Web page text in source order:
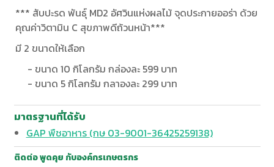
*** สับปะรด พันธุ์ MD2 อัศวินแห่งผลไม้ จุดประกายออร่า ด้วย
คุณค่าวิตามิน C สุขภาพดีถ้วนหน้า***
มี 2 ขนาดให้เลือก
- ขนาด 10 กิโลกรัม กล่องละ 599 บาท
- ขนาด 5 กิโลกรัม กลาองละ 299 บาท
มาตรฐานที่ได้รับ
GAP พืชอาหาร (กษ 03-9001-36425259138)
ติดต่อ พูดคุย กับองค์กรเกษตรกร